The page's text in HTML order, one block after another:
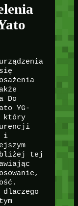
Do
YG-
który
i
bliżej tej